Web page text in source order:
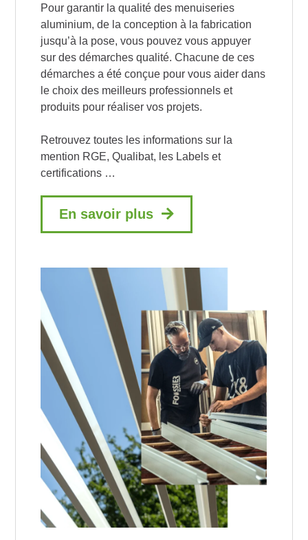
Pour garantir la qualité des menuiseries
aluminium, de la conception à la fabrication
jusqu’à la pose, vous pouvez vous appuyer
sur des démarches qualité. Chacune de ces
démarches a été conçue pour vous aider dans
le choix des meilleurs professionnels et
produits pour réaliser vos projets.
Retrouvez toutes les informations sur la
mention RGE, Qualibat, les Labels et
certifications …
En savoir plus